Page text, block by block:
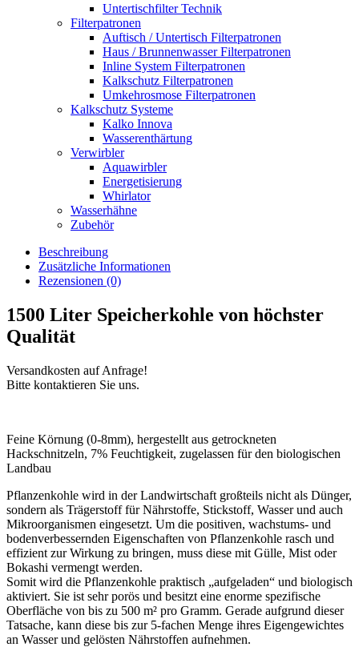
Untertischfilter Technik
Filterpatronen
Auftisch / Untertisch Filterpatronen
Haus / Brunnenwasser Filterpatronen
Inline System Filterpatronen
Kalkschutz Filterpatronen
Umkehrosmose Filterpatronen
Kalkschutz Systeme
Kalko Innova
Wasserenthärtung
Verwirbler
Aquawirbler
Energetisierung
Whirlator
Wasserhähne
Zubehör
Beschreibung
Zusätzliche Informationen
Rezensionen (0)
1500 Liter Speicherkohle von höchster
Qualität
Versandkosten auf Anfrage!
Bitte kontaktieren Sie uns.
Feine Körnung (0-8mm), hergestellt aus getrockneten
Hackschnitzeln, 7% Feuchtigkeit, zugelassen für den biologischen
Landbau
Pflanzenkohle wird in der Landwirtschaft großteils nicht als Dünger,
sondern als Trägerstoff für Nährstoffe, Stickstoff, Wasser und auch
Mikroorganismen eingesetzt. Um die positiven, wachstums- und
bodenverbessernden Eigenschaften von Pflanzenkohle rasch und
effizient zur Wirkung zu bringen, muss diese mit Gülle, Mist oder
Bokashi vermengt werden.
Somit wird die Pflanzenkohle praktisch „aufgeladen“ und biologisch
aktiviert. Sie ist sehr porös und besitzt eine enorme spezifische
Oberfläche von bis zu 500 m² pro Gramm. Gerade aufgrund dieser
Tatsache, kann diese bis zur 5-fachen Menge ihres Eigengewichtes
an Wasser und gelösten Nährstoffen aufnehmen.